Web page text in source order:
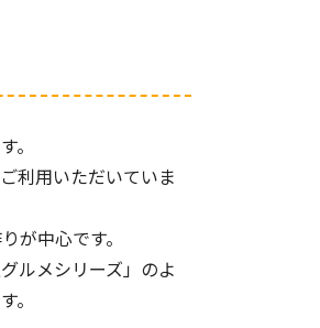
。
利用いただいていま
が中心です。
ルメシリーズ」のよ
。